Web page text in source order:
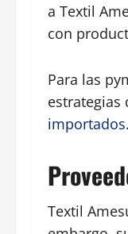
a Textil
con
Para las
estrategias
importados.
Textil